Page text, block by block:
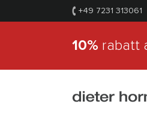
+49 7231 313061
10% rabatt